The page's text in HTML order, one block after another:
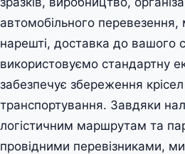
автомобільного
нарешті, доставка до вашого
використовуємо стандартну
забезпечує збереження
транспортування. Завдяки
логістичним маршрутам та
провідними перевізниками,